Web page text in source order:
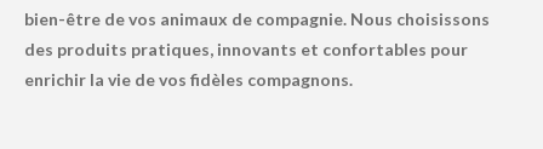
bien-être de vos animaux de compagnie. Nous choisissons
des produits pratiques, innovants et confortables pour
enrichir la vie de vos fidèles compagnons.